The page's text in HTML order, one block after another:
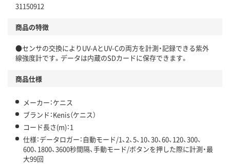
31150912
商品の特徴
●センサの交換によりUV-AとUV-Cの両方を計測・記録できる紫外
線強度計です。データは内蔵のSDカードに保存できます。
商品仕様
メーカー：ケニス
ブランド：Kenis（ケニス）
コード長さ(m)：1
仕様：データロガー：自動モード/1、2、5、10、30、60、120、300、
600、1800、3600秒間隔、手動モード/ボタンを押した際に計測・最
大99回